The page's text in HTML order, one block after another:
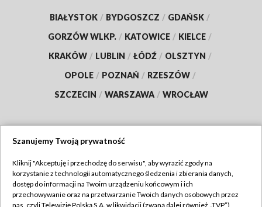
BIAŁYSTOK / BYDGOSZCZ / GDAŃSK /
GORZÓW WLKP. / KATOWICE / KIELCE /
KRAKÓW / LUBLIN / ŁÓDŹ / OLSZTYN /
OPOLE / POZNAŃ / RZESZÓW /
SZCZECIN / WARSZAWA / WROCŁAW
TVP
Abonament TVP
Regulamin TVP
Szanujemy Twoją prywatność
Kliknij "Akceptuję i przechodzę do serwisu", aby wyrazić zgody na
korzystanie z technologii automatycznego śledzenia i zbierania danych,
dostęp do informacji na Twoim urządzeniu końcowym i ich
przechowywanie oraz na przetwarzanie Twoich danych osobowych przez
nas, czyli Telewizję Polską S.A. w likwidacji (zwaną dalej również „TVP”),